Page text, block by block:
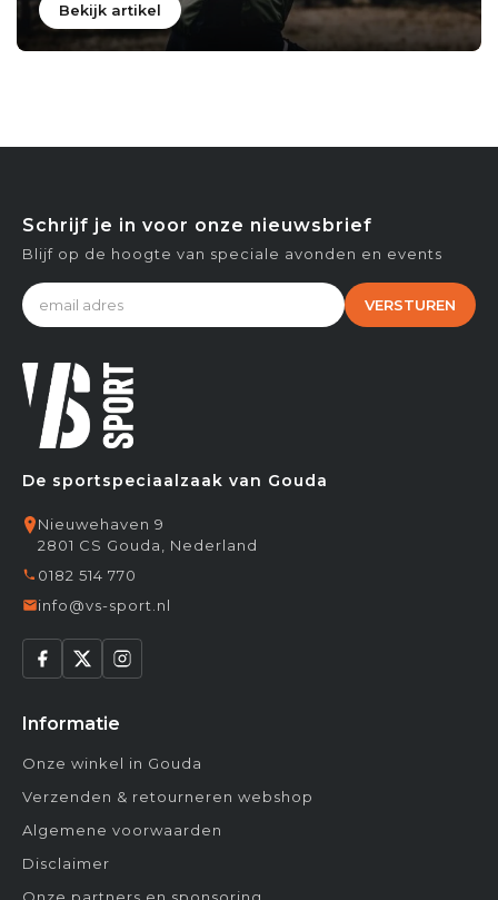
Bekijk artikel
De sportspeciaalzaak van Gouda
Nieuwehaven 9
2801 CS Gouda, Nederland
0182 514 770
info@vs-sport.nl
Informatie
Onze winkel in Gouda
Verzenden & retourneren webshop
Algemene voorwaarden
Disclaimer
Schrijf je in voor onze nieuwsbrief
Blijf op de hoogte van speciale avonden en events
VERSTUREN